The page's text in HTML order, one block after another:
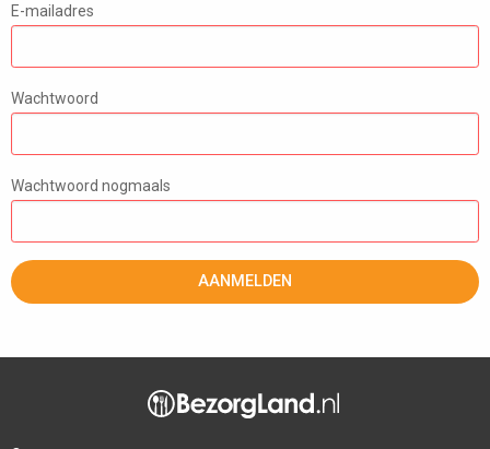
E-mailadres
Wachtwoord
Wachtwoord nogmaals
AANMELDEN